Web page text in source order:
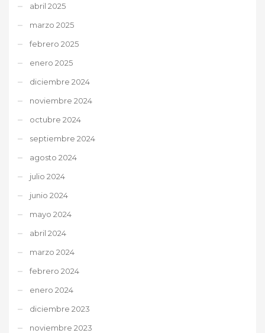
abril 2025
marzo 2025
febrero 2025
enero 2025
diciembre 2024
noviembre 2024
octubre 2024
septiembre 2024
agosto 2024
julio 2024
junio 2024
mayo 2024
abril 2024
marzo 2024
febrero 2024
enero 2024
diciembre 2023
noviembre 2023